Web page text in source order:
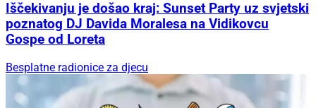
Iščekivanju je došao kraj: Sunset Party uz svjetski
poznatog DJ Davida Moralesa na Vidikovcu
Gospe od Loreta
Besplatne radionice za djecu